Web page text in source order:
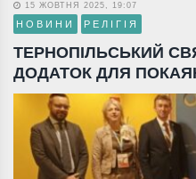
15 ЖОВТНЯ 2025, 19:07
НОВИНИ РЕЛІГІЯ
ТЕРНОПІЛЬСЬКИЙ
ДОДАТОК ДЛЯ